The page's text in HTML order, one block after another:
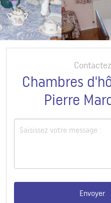
Contactez
Chambres
Pierre
Envoyer